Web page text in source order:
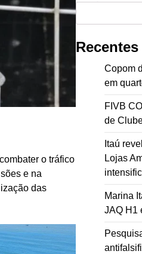
o tráfico
e na
das
Recentes
Copom
em
FIVB
de
Itaú
Lojas
Marina
JAQ H1